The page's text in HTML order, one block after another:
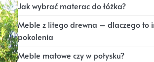
Jak wybrać materac do łóżka?
Meble z litego drewna – dlaczego to
pokolenia
Meble matowe czy w połysku?